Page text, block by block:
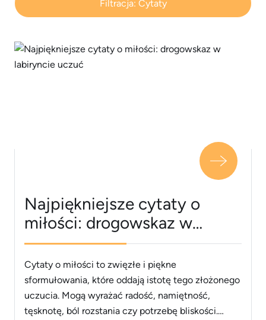
Filtracja: Cytaty
Najpiękniejsze cytaty o
miłości: drogowskaz w
labiryncie uczuć
Cytaty o miłości to zwięzłe i piękne
sformułowania, które oddają istotę tego złożonego
uczucia. Mogą wyrażać radość, namiętność,
tęsknotę, ból rozstania czy potrzebę bliskości.